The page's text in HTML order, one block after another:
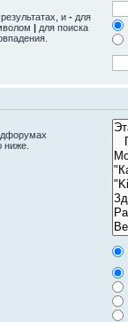
и - для
| для поиска
ниже.